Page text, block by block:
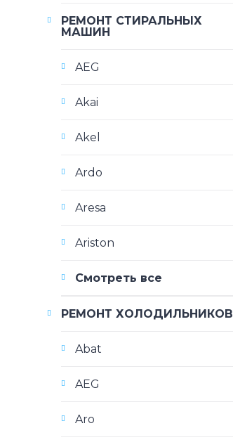
РЕМОНТ СТИРАЛЬНЫХ
МАШИН
AEG
Akai
Akel
Ardo
Aresa
Ariston
Смотреть все
РЕМОНТ ХОЛОДИЛЬНИКОВ
Abat
AEG
Aro